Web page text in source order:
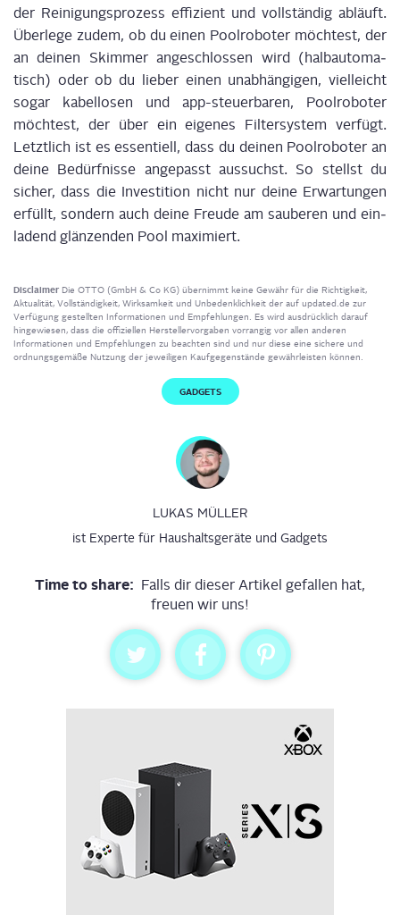
der Rei­ni­gungs­pro­zess effi­zi­ent und voll­stän­dig abläuft.
Über­le­ge zudem, ob du einen Pool­ro­bo­ter möch­test, der
an dei­nen Skim­mer ange­schlos­sen wird (halb­au­to­ma­
tisch) oder ob du lie­ber einen unab­hän­gi­gen, viel­leicht
sogar kabel­lo­sen und app-steu­er­ba­ren, Pool­ro­bo­ter
möch­test, der über ein eige­nes Fil­ter­sys­tem ver­fügt.
Letzt­lich ist esessen­ti­ell, dass du dei­nen Pool­ro­bo­ter an
dei­ne Bedürf­nis­se ange­passt aus­suchst. So stellst du
sicher, dass die Inves­ti­ti­on nicht nur dei­ne Erwar­tun­gen
erfüllt, son­dern auch dei­ne Freu­de am sau­be­ren und ein­
la­dend glän­zen­den Pool maximiert.
Disclaimer Die OTTO (GmbH & Co KG) übernimmt keine Gewähr für die Richtigkeit,
Aktualität, Vollständigkeit, Wirksamkeit und Unbedenklichkeit der auf updated.de zur
Verfügung gestellten Informationen und Empfehlungen. Es wird ausdrücklich darauf
hingewiesen, dass die offiziellen Herstellervorgaben vorrangig vor allen anderen
Informationen und Empfehlungen zu beachten sind und nur diese eine sichere und
ordnungsgemäße Nutzung der jeweiligen Kaufgegenstände gewährleisten können.
GADGETS
LUKAS MÜLLER
ist Experte für Haushaltsgeräte und Gadgets
Time to share: Falls dir dieser Artikel gefallen hat,
freuen wir uns!